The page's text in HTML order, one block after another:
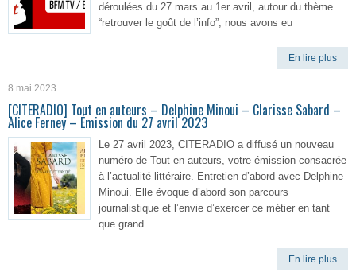
déroulées du 27 mars au 1er avril, autour du thème
“retrouver le goût de l’info”, nous avons eu
En lire plus
8 mai 2023
[CITERADIO] Tout en auteurs – Delphine Minoui – Clarisse Sabard –
Alice Ferney – Émission du 27 avril 2023
Le 27 avril 2023, CITERADIO a diffusé un nouveau
numéro de Tout en auteurs, votre émission consacrée
à l’actualité littéraire. Entretien d’abord avec Delphine
Minoui. Elle évoque d’abord son parcours
journalistique et l’envie d’exercer ce métier en tant
que grand
En lire plus